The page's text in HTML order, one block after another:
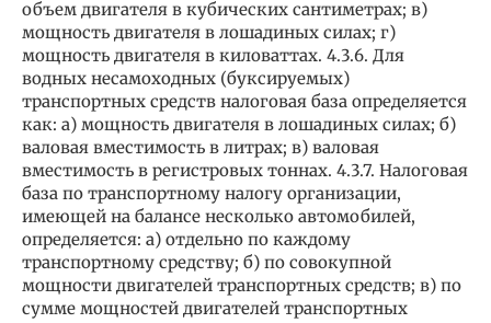
объем двигателя в кубических сантиметрах; в)
мощность двигателя в лошадиных силах; г)
мощность двигателя в киловаттах. 4.3.6. Для
водных несамоходных (буксируемых)
транспортных средств налоговая база определяется
как: а) мощность двигателя в лошадиных силах; б)
валовая вместимость в литрах; в) валовая
вместимость в регистровых тоннах. 4.3.7. Налоговая
база по транспортному налогу организации,
имеющей на балансе несколько автомобилей,
определяется: а) отдельно по каждому
транспортному средству; б) по совокупной
мощности двигателей транспортных средств; в) по
сумме мощностей двигателей транспортных